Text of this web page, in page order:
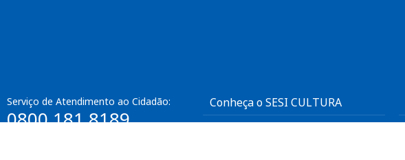
Serviço de Atendimento ao Cidadão:
0800 181 8189
Conheça o SESI CULTURA